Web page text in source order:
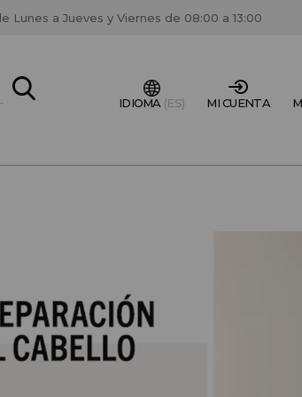
de un centro de peluquería/
CREAR CUENTA PROFESIONAL
Lunes a Jueves y Viernes de 08:00 a 13:00
MI CUENTA
IDIOMA (ES)